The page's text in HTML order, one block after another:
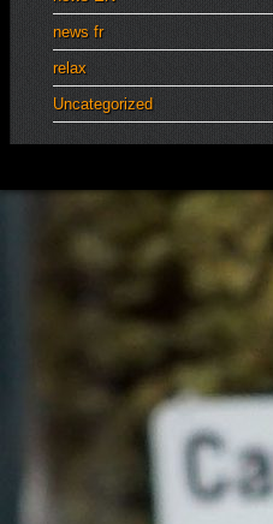
news fr
relax
Uncategorized